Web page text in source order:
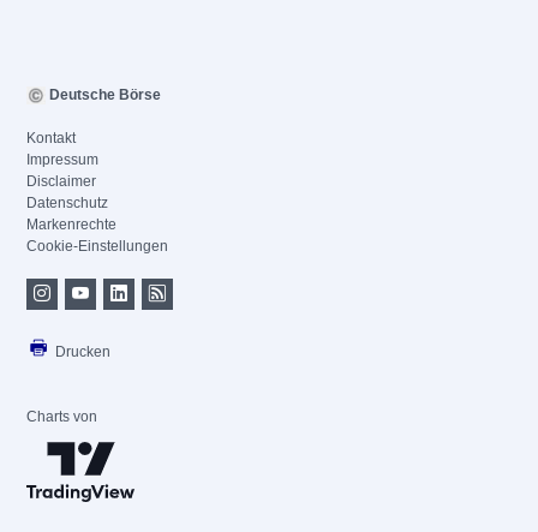
Deutsche Börse
Kontakt
Impressum
Disclaimer
Datenschutz
Markenrechte
Cookie-Einstellungen
Drucken
Charts von